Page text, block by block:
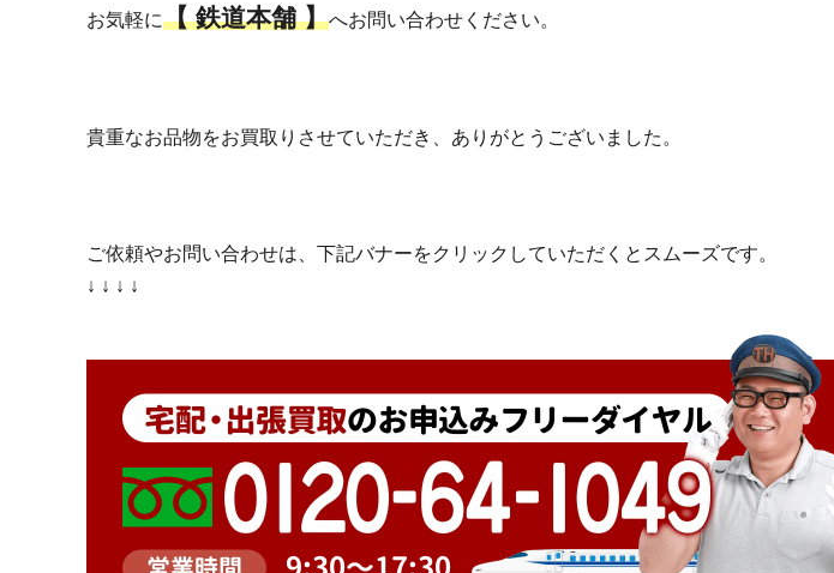
お気軽に【 鉄道本舗 】へお問い合わせください。
貴重なお品物をお買取りさせていただき、ありがとうございました。
ご依頼やお問い合わせは、下記バナーをクリックしていただくとスムーズです。
↓ ↓ ↓ ↓